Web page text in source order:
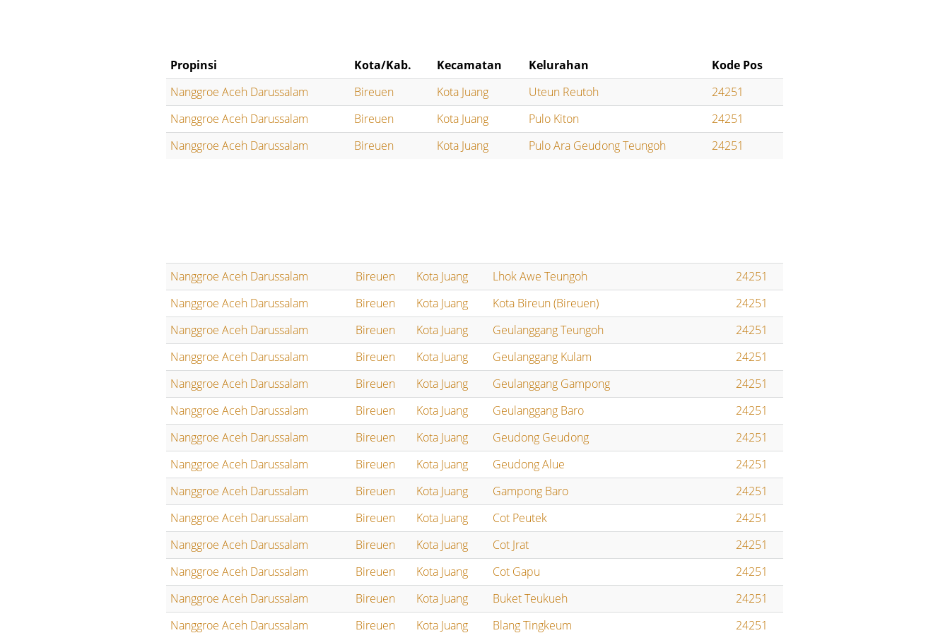
Propinsi Kota/Kab. Kecamatan Kelurahan
Kode Pos
Nanggroe Aceh Darussalam
Bireuen Kota Juang Uteun Reutoh
24251
Nanggroe Aceh Darussalam
Bireuen Kota Juang Pulo Kiton
24251
Nanggroe Aceh Darussalam
Bireuen Kota Juang Pulo Ara Geudong Teungoh 24251
Nanggroe Aceh Darussalam Bireuen Kota Juang Lhok Awe Teungoh
24251
Nanggroe Aceh Darussalam
Bireuen Kota Juang Kota Bireun (Bireuen)
24251
Nanggroe Aceh Darussalam
Bireuen Kota Juang Geulanggang Teungoh
24251
Nanggroe Aceh Darussalam
Bireuen Kota Juang Geulanggang Kulam
24251
Nanggroe Aceh Darussalam
Bireuen Kota Juang Geulanggang Gampong
24251
Nanggroe Aceh Darussalam
Bireuen Kota Juang Geulanggang Baro
24251
Nanggroe Aceh Darussalam
Bireuen Kota Juang Geudong Geudong
24251
Nanggroe Aceh Darussalam
Bireuen Kota Juang Geudong Alue
24251
Nanggroe Aceh Darussalam
Bireuen Kota Juang Gampong Baro
24251
Nanggroe Aceh Darussalam
Bireuen Kota Juang Cot Peutek
24251
Nanggroe Aceh Darussalam
Bireuen Kota Juang Cot Jrat
24251
Nanggroe Aceh Darussalam
Bireuen Kota Juang Cot Gapu
24251
Nanggroe Aceh Darussalam
Bireuen Kota Juang Buket Teukueh
24251
Nanggroe Aceh Darussalam
Bireuen Kota Juang Blang Tingkeum 24251